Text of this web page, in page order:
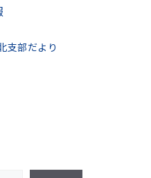
支部だより